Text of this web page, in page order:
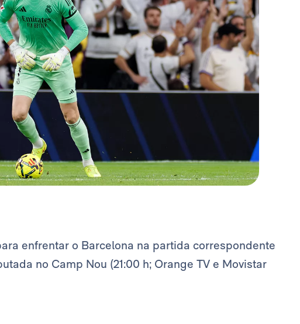
enfrentar o Barcelona na partida correspondente
no Camp Nou (21:00 h; Orange TV e Movistar